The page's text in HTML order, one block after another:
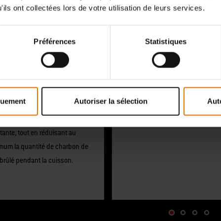
ont collectées lors de votre utilisation de leurs services.
Préférences Statistiques
Autoriser la sélection
à double paroi
et la cuve de cuisson
à l'air avec double paroi
rapidement la température
La conception innovante
une cuisson à haute
et un fumage toute la
à une température basse
tout en réduisant au
la quantité de charbon de
pendant la cuisson.
Conception durable
qualité et la finition émaillée
empêchent la formation de rouille,
fissures ou d'écailles et résistent
températures élevées. Cela permet
également d'alléger le barbecue et
le déplacer plus facilement.